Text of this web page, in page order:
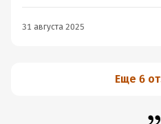
31 августа 2025
Еще 6